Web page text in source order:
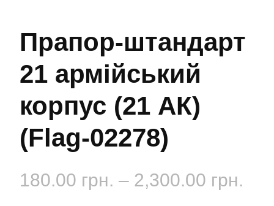
Прапор-штандарт
21 армійський
корпус (21 АК)
(Flag-02278)
180.00 грн. – 2,300.00 грн.